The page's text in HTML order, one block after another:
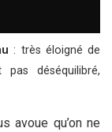
: très éloigné de
pas déséquilibré,
avoue qu’on ne